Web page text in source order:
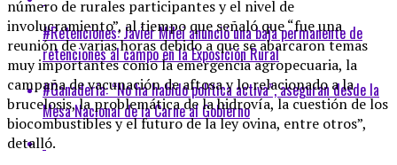
número de rurales participantes y el nivel de
involucramiento”, al tiempo que señaló que “fue una
reunión de varias horas debido a que se abarcaron temas
muy importantes como la emergencia agropecuaria, la
campaña de vacunación de aftosa y lo relacionado a la
brucelosis, la problemática de la hidrovía, la cuestión de los
biocombustibles y el futuro de la ley ovina, entre otros”,
detalló.
#Retenciones: Javier Milei anunció una baja permanente de
retenciones al campo en la Exposición Rural
#Ganadería: “No ha habido política activa”, aseguran desde la
Mesa Nacional de la Carne al Gobierno